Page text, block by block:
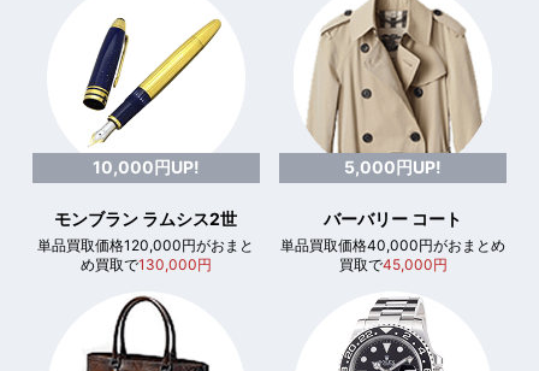
10,000円UP!
モンブラン ラムシス2世
単品買取価格120,000円がおまと
め買取で130,000円
5,000円UP!
バーバリー コート
単品買取価格40,000円がおまとめ
買取で45,000円